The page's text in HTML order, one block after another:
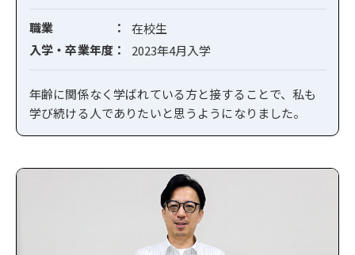
職業
在校生
入学・卒業年度
2023年4月入学
年齢に関係なく学ばれている方と接することで、私も
学び続ける人でありたいと思うようになりました。